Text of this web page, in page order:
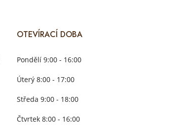
OTEVÍRACÍ DOBA
Pondělí 9:00 - 16:00
Úterý 8:00 - 17:00
Středa 9:00 - 18:00
Čtvrtek 8:00 - 16:00